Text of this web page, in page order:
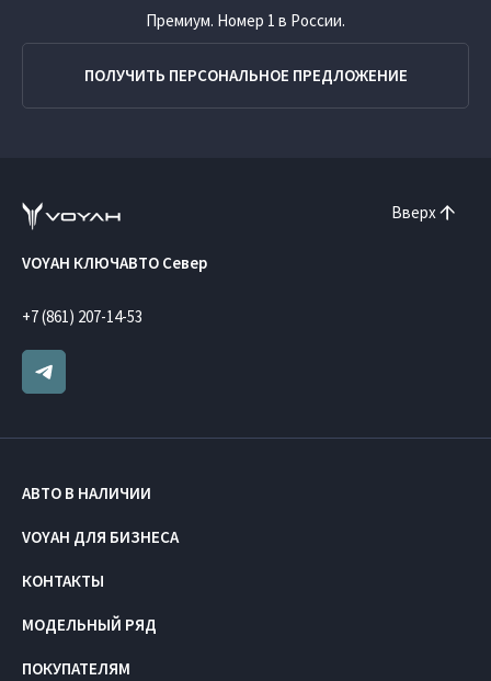
Премиум. Номер 1 в России.
ПОЛУЧИТЬ ПЕРСОНАЛЬНОЕ ПРЕДЛОЖЕНИЕ
Вверх
VOYAH КЛЮЧАВТО Север
+7 (861) 207-14-53
АВТО В НАЛИЧИИ
VOYAH ДЛЯ БИЗНЕСА
КОНТАКТЫ
МОДЕЛЬНЫЙ РЯД
ПОКУПАТЕЛЯМ